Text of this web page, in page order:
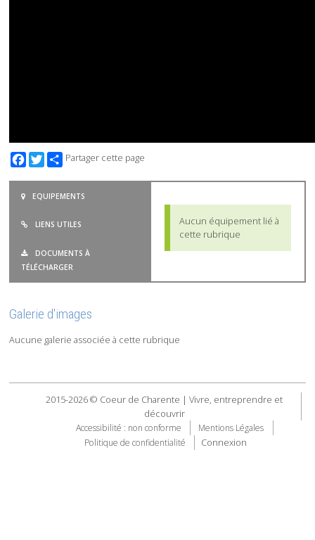
Facebook
TwitterPartager cette page
EQUIPEMENTS
LIENS UTILES
DOCUMENTS À
TÉLÉCHARGER
Aucun équipement lié à
cette rubrique
Galerie d'images
Aucune galerie associée à cette rubrique
2015-2026 © Coeur de Charente | Vivre, entreprendre et
découvrir
Accessibilité : non conforme
Mentions Légales
Politique de confidentialité
Connexion